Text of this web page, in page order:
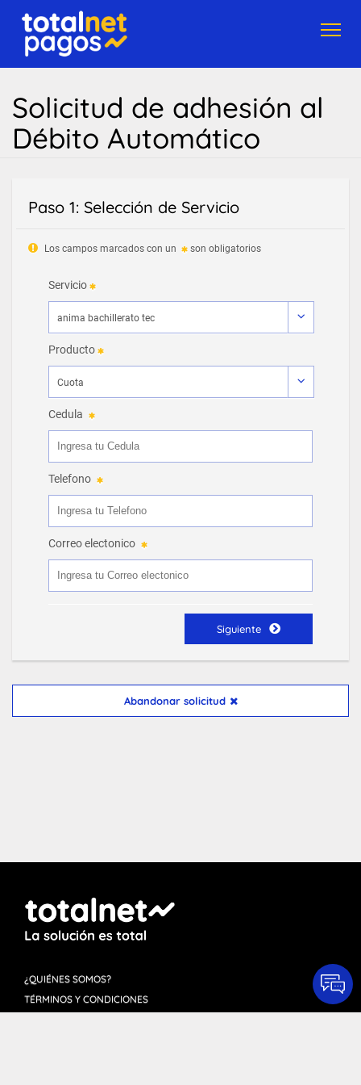
Solicitud de adhesión al
Débito Automático
Paso 1: Selección de Servicio
Los campos marcados con un son obligatorios
Servicio
Producto
Cedula
Telefono
Correo electonico
Siguiente
Abandonar solicitud
¿QUIÉNES SOMOS?
TÉRMINOS Y CONDICIONES